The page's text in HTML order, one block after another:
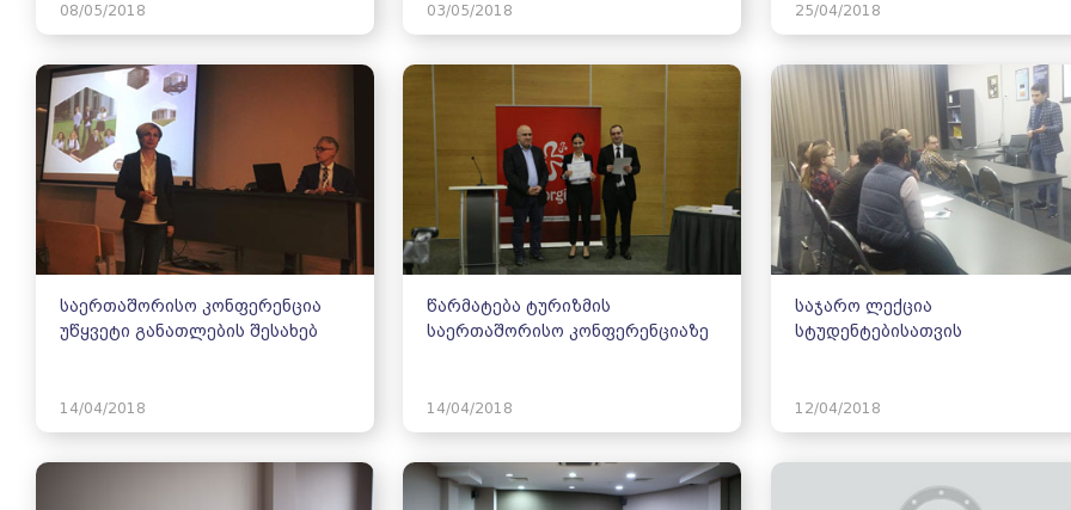
08/05/2018 03/05/2018 25/04/2018
საერთაშორისო კონფერენცია
უწყვეტი განათლების შესახებ
14/04/2018
წარმატება ტურიზმის
საერთაშორისო კონფერენციაზე
14/04/2018
საჯარო ლექცია
სტუდენტებისათვის
12/04/2018